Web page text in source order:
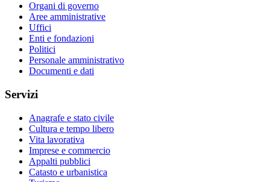
Organi di governo
Aree amministrative
Uffici
Enti e fondazioni
Politici
Personale amministrativo
Documenti e dati
Servizi
Anagrafe e stato civile
Cultura e tempo libero
Vita lavorativa
Imprese e commercio
Appalti pubblici
Catasto e urbanistica